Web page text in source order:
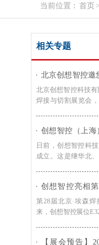
当前位置： 首页>
相关专题
北京创想智控邀
与切割展览会｜
北京创想智控科技
焊接与切割展览会
户莅临交流，共同
造的发展趋势。
创想智控（上
日前，创想智控科
成立。这是继华北
地区的战略布点进一
创想智控亮相
展，免示教与
爆现场关注
第28届北京·埃森
来，创想智控展位
【展会预告】